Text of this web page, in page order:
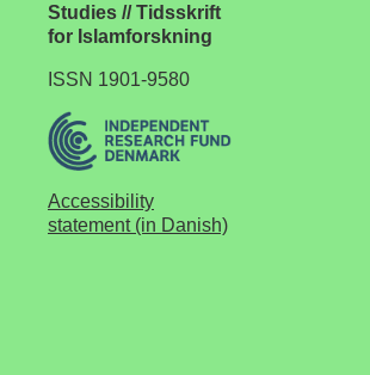
Studies // Tidsskrift
for Islamforskning
ISSN 1901-9580
Accessibility
statement (in Danish)